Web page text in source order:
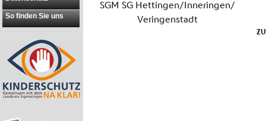
So finden Sie uns